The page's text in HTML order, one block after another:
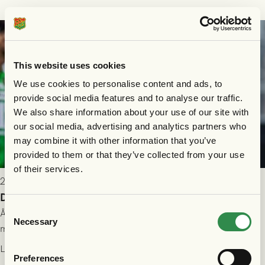
This website uses cookies
We use cookies to personalise content and ads, to
provide social media features and to analyse our traffic.
We also share information about your use of our site with
our social media, advertising and analytics partners who
may combine it with other information that you’ve
provided to them or that they’ve collected from your use
of their services.
Selection
Necessary
Preferences
2026-07-26 21:00
Delad poäng mot Halmstads BK
Åter i Allsvenskan stod Halmstads BK för motståndet i en
match som vägde tungt till fördel för GAIS, men där poängen
delades efter dramatik på tilläggstid.
Läs mer